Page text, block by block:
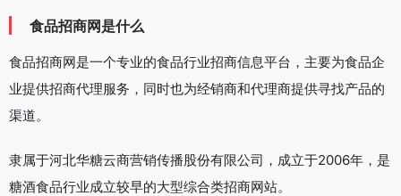
食品招商网是什么
食品招商网是一个专业的食品行业招商信息平台，主要为食品企
业提供招商代理服务，同时也为经销商和代理商提供寻找产品的
渠道。
隶属于河北华糖云商营销传播股份有限公司，成立于2006年，是
糖酒食品行业成立较早的大型综合类招商网站。